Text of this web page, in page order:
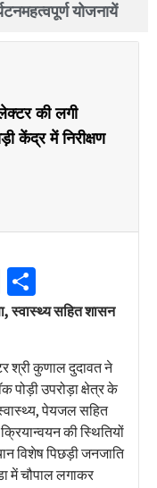
महत्वपूर्ण योजनायें
की लगी
केंद्र में निरीक्षण
X
स्वास्थ्य सहित शासन
श्री कुणाल दुदावत ने
उपरोड़ा क्षेत्र के
पेयजल सहित
की स्थितियों
विशेष पिछड़ी जनजाति
में चौपाल लगाकर